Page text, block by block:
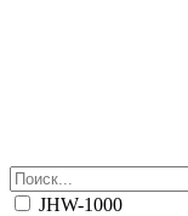
JHW-1000